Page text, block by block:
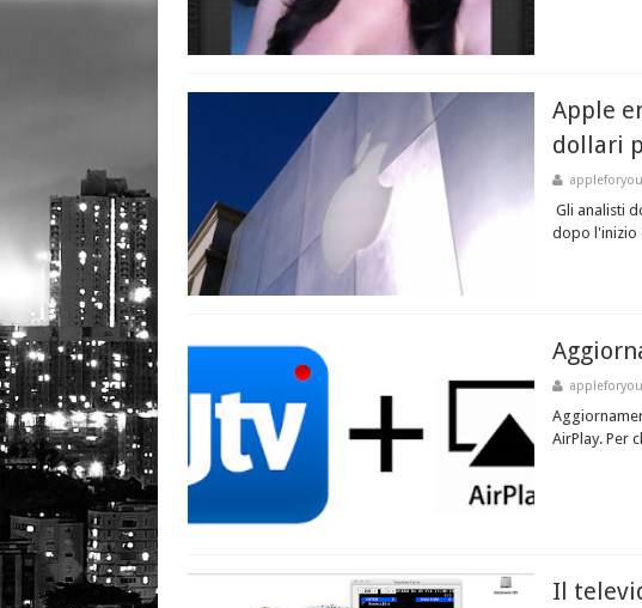
Apple
dollari
appleforyou
Gli analisti
dopo l'inizio
appleforyou
AirPlay. Per
Il